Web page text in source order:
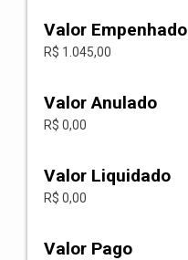
Valor Empenhado
R$ 1.045,00
Valor Anulado
R$ 0,00
Valor Liquidado
R$ 0,00
Valor Pago